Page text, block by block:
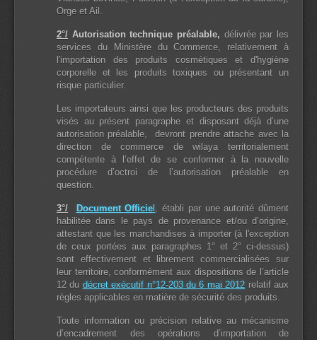
Orge et Ail.
2°/ Autorisation technique préalable, délivrée par les
services du Ministère du Commerce, relativement à
l'importation des produits cosmétiques et d'hygiène
corporelle et les produits toxiques ou présentant un
risque particulier.
Les importateurs ainsi que les producteurs des produits
visés au présent paragraphe et disposant déjà d’une
autorisation préalable, devront prendre attache avec la
direction de commerce de wilaya territorialement
compétente à l’effet de se conformer à la nouvelle
procédure d’octroi de l’autorisation préalable en
question.
3°/ Document Officie , établi par une autorité dûment
habilitée dans le pays de provenance et/ou d’origine,
attestant que les marchandises à importer (à l'exception
de ceux portées aux paragraphes 1° et 2° ci-dessus)
sont effectivement et librement commercialisées sur
leur territoire, conformément aux dispositions de l’article
12 du décret exécutif n°12-203 du 6 mai 2012 relatif aux
règles applicables en matière de sécurité des produits.
Toute information ou précision relative au mécanisme
d’encadrement des opérations d’importation de